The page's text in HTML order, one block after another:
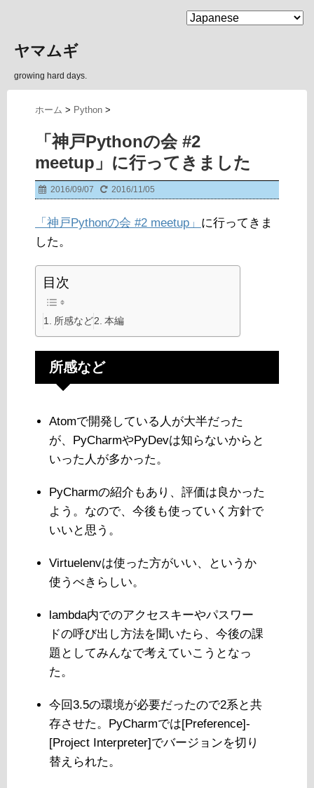
MENU
ヤマムギ
growing hard days.
ホーム > Python >
「神戸Pythonの会 #2
meetup」に行ってきました
2016/09/07 2016/11/05
「神戸Pythonの会 #2 meetup」 に行ってきま
した。
目次
所感など 本編
所感など
Atomで開発している人が大半だった
が、PyCharmやPyDevは知らないからと
いった人が多かった。
PyCharmの紹介もあり、評価は良かった
よう。なので、今後も使っていく方針で
いいと思う。
Virtuelenvは使った方がいい、というか
使うべきらしい。
lambda内でのアクセスキーやパスワー
ドの呼び出し方法を聞いたら、今後の課
題としてみんなで考えていこうとなっ
た。
今回3.5の環境が必要だったので2系と共
存させた。PyCharmでは[Preference]-
[Project Interpreter]でバージョンを切り
替えられた。